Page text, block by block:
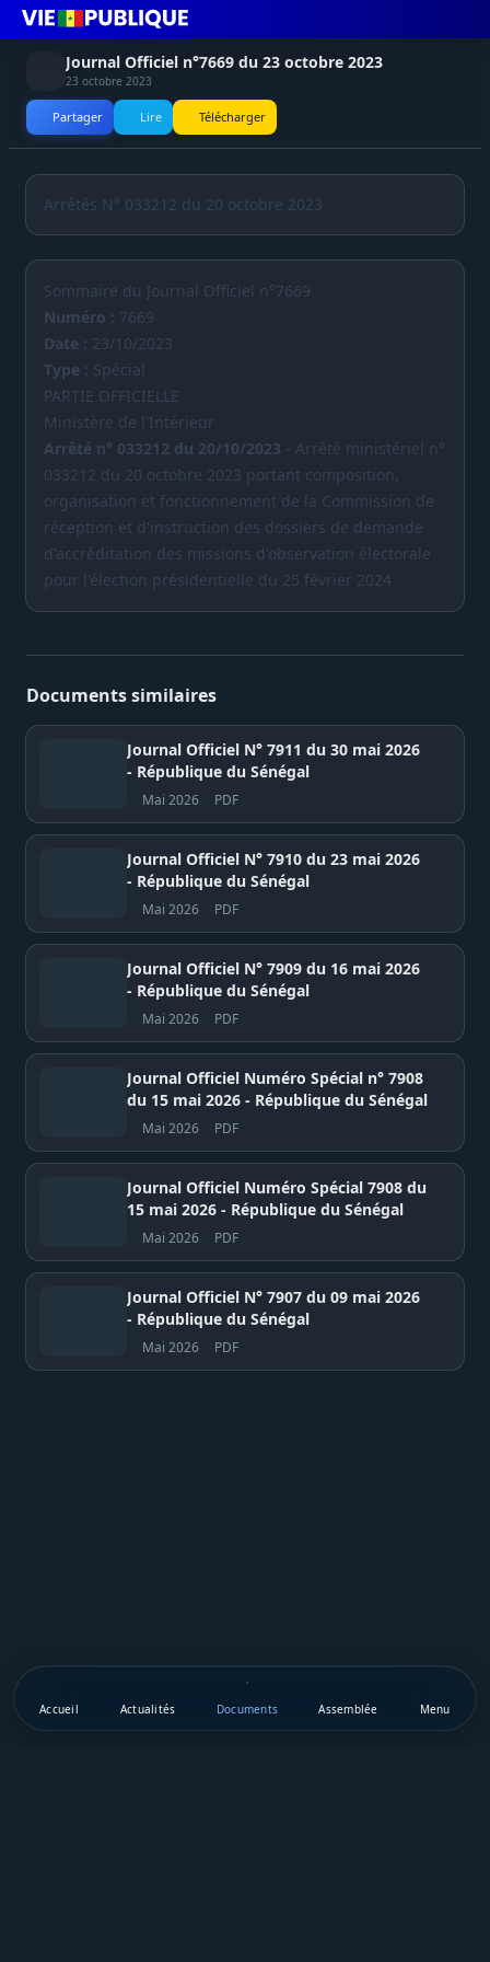
Journal Officiel n°7669 du 23 octobre 2023
23 octobre 2023
Partager Lire Télécharger
Arrêtés N° 033212 du 20 octobre 2023
Sommaire du Journal Officiel n°7669
Numéro : 7669
Date : 23/10/2023
Type : Spécial
PARTIE OFFICIELLE
Ministère de l'Intérieur
Arrêté n° 033212 du 20/10/2023 - Arrêté ministériel n°
033212 du 20 octobre 2023 portant composition,
organisation et fonctionnement de la Commission de
réception et d'instruction des dossiers de demande
d'accréditation des missions d'observation électorale
pour l'élection présidentielle du 25 février 2024
Documents similaires
Journal Officiel N° 7911 du 30 mai 2026
- République du Sénégal
Mai 2026 PDF
Journal Officiel N° 7910 du 23 mai 2026
- République du Sénégal
Mai 2026 PDF
Journal Officiel N° 7909 du 16 mai 2026
- République du Sénégal
Mai 2026 PDF
Journal Officiel Numéro Spécial n° 7908
du 15 mai 2026 - République du Sénégal
Mai 2026 PDF
Journal Officiel Numéro Spécial 7908 du
15 mai 2026 - République du Sénégal
Mai 2026 PDF
Journal Officiel N° 7907 du 09 mai 2026
- République du Sénégal
Mai 2026 PDF
Accueil Actualités Documents Assemblée Menu